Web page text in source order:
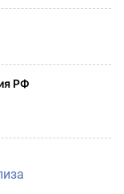
РФ